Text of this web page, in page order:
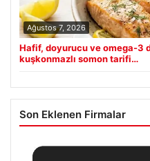
Ağustos 7, 2026
Hafif, doyurucu ve omega-3
kuşkonmazlı somon tarifi…
Son Eklenen Firmalar